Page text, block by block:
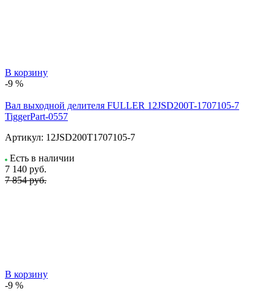
В корзину
-9 %
Вал выходной делителя FULLER 12JSD200T-1707105-7
TiggerPart-0557
Артикул: 12JSD200T1707105-7
Есть в наличии
7 140 руб.
7 854 руб.
В корзину
-9 %